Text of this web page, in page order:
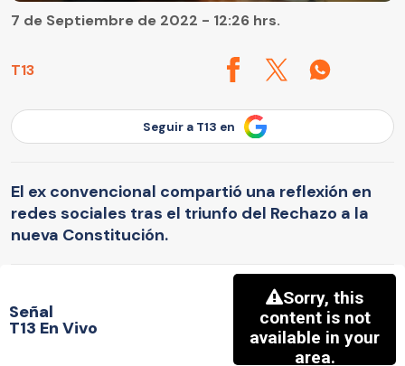
T13
7 de Septiembre de 2022 - 12:26 hrs.
Seguir a T13 en
El ex convencional compartió una reflexión en
redes sociales tras el triunfo del Rechazo a la
nueva Constitución.
Señal
T13 En Vivo